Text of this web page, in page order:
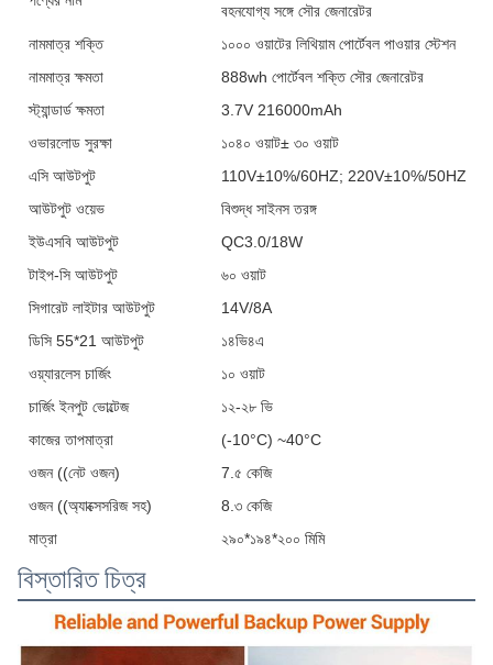
বহনযোগ্য সঙ্গে সৌর জেনারেটর
নামমাত্র শক্তি
১০০০ ওয়াটের লিথিয়াম পোর্টেবল পাওয়ার স্টেশন
নামমাত্র ক্ষমতা
888wh পোর্টেবল শক্তি সৌর জেনারেটর
স্ট্যান্ডার্ড ক্ষমতা
3.7V 216000mAh
ওভারলোড সুরক্ষা
১০৪০ ওয়াট± ৩০ ওয়াট
এসি আউটপুট
110V±10%/60HZ; 220V±10%/50HZ
আউটপুট ওয়েভ
বিশুদ্ধ সাইনস তরঙ্গ
ইউএসবি আউটপুট
QC3.0/18W
টাইপ-সি আউটপুট
৬০ ওয়াট
সিগারেট লাইটার আউটপুট
14V/8A
ডিসি 55*21 আউটপুট
১৪ভি৪এ
ওয়্যারলেস চার্জিং
১০ ওয়াট
চার্জিং ইনপুট ভোল্টেজ
১২-২৮ ভি
কাজের তাপমাত্রা
(-10°C) ~40°C
ওজন ((নেট ওজন)
7.৫ কেজি
ওজন ((অ্যাক্সেসরিজ সহ)
8.৩ কেজি
মাত্রা
২৯০*১৯৪*২০০ মিমি
বিস্তারিত চিত্র